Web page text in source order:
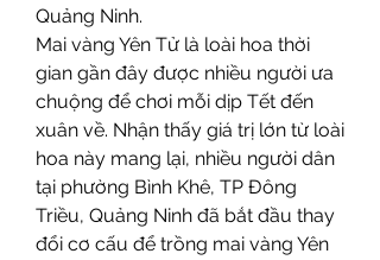
Quảng Ninh.
Mai vàng Yên Tử là loài hoa thời
gian gần đây được nhiều người ưa
chuộng để chơi mỗi dịp Tết đến
xuân về. Nhận thấy giá trị lớn từ loài
hoa này mang lại, nhiều người dân
tại phường Bình Khê, TP Đông
Triều, Quảng Ninh đã bắt đầu thay
đổi cơ cấu để trồng mai vàng Yên